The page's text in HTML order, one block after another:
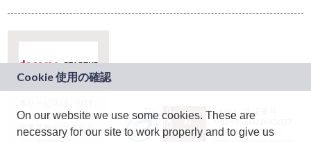
ドコモグループの新
規事業創出プログラ
JASRAC許諾番号：
9024936001Y45037
JASRAC許諾番号：
On our website we use some cookies. These are
necessary for our site to work properly and to give us